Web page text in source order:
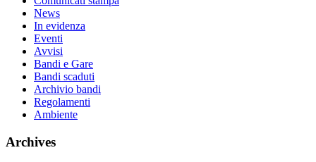
News
In evidenza
Eventi
Avvisi
Bandi e Gare
Bandi scaduti
Archivio bandi
Regolamenti
Ambiente
Archives